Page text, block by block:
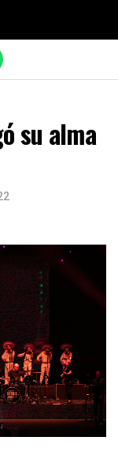
su alma